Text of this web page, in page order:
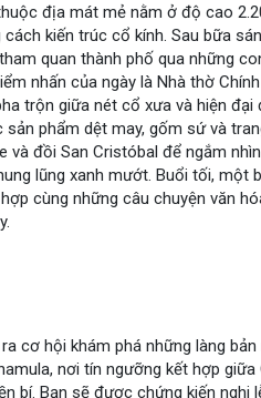
địa mát mẻ nằm ở độ cao
kiến trúc cổ kính. Sau bữa
quan thành phố qua những
nhấn của ngày là Nhà thờ
trộn giữa nét cổ xưa và hiện
phẩm dệt may, gốm sứ và
và đồi San Cristóbal để ngắm
lũng xanh mướt. Buổi tối, một
cùng những câu chuyện văn
cơ hội khám phá những làng bản
nơi tín ngưỡng kết hợp
bí. Bạn sẽ được chứng kiến nghi